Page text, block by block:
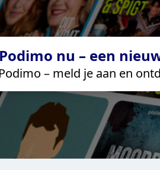
nu – een
– meld je aan en